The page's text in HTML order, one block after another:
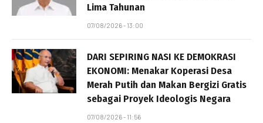
Lima Tahunan
07/08/2026 - 13:00
DARI SEPIRING NASI KE DEMOKRASI
EKONOMI: Menakar Koperasi Desa
Merah Putih dan Makan Bergizi Gratis
sebagai Proyek Ideologis Negara
07/08/2026 - 11:56